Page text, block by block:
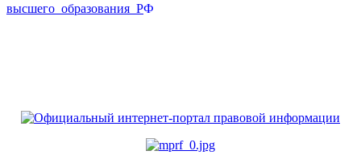
высшего_образования_РФ